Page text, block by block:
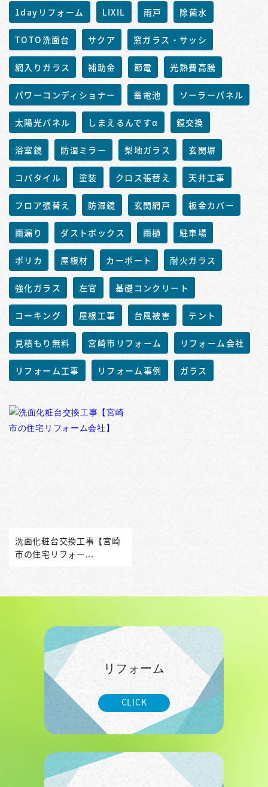
1dayリフォーム LIXIL 雨戸 除菌水
TOTO洗面台 サクア 窓ガラス・サッシ
網入りガラス 補助金 節電 光熱費高騰
パワーコンディショナー 蓄電池 ソーラーパネル
太陽光パネル しまえるんですα 鏡交換
浴室鏡 防湿ミラー 梨地ガラス 玄関塀
コバタイル 塗装 クロス張替え 天井工事
フロア張替え 防湿鏡 玄関網戸 板金カバー
雨漏り ダストボックス 雨樋 駐車場
ポリカ 屋根材 カーポート 耐火ガラス
強化ガラス 左官 基礎コンクリート
コーキング 屋根工事 台風被害 テント
見積もり無料 宮崎市リフォーム リフォーム会社
リフォーム工事 リフォーム事例 ガラス
洗面化粧台交換工事【宮崎
市の住宅リフォー...
リフォーム
CLICK